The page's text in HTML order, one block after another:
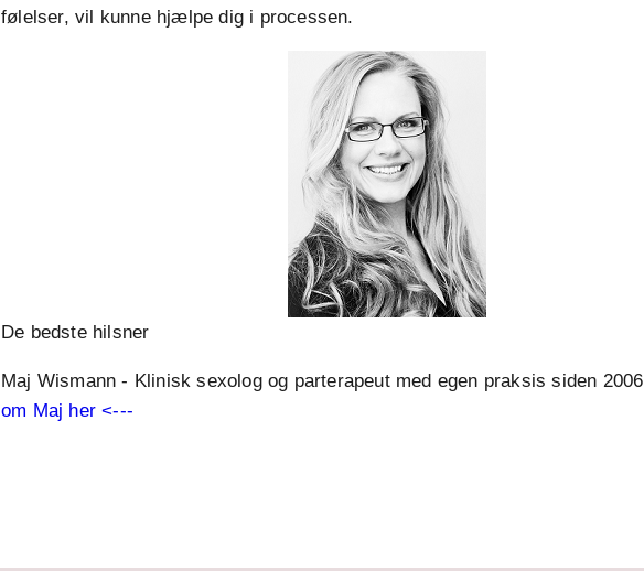
følelser, vil kunne hjælpe dig i processen.
De bedste hilsner
Maj Wismann - Klinisk sexolog og parterapeut med egen praksis siden 2006
om Maj her <---